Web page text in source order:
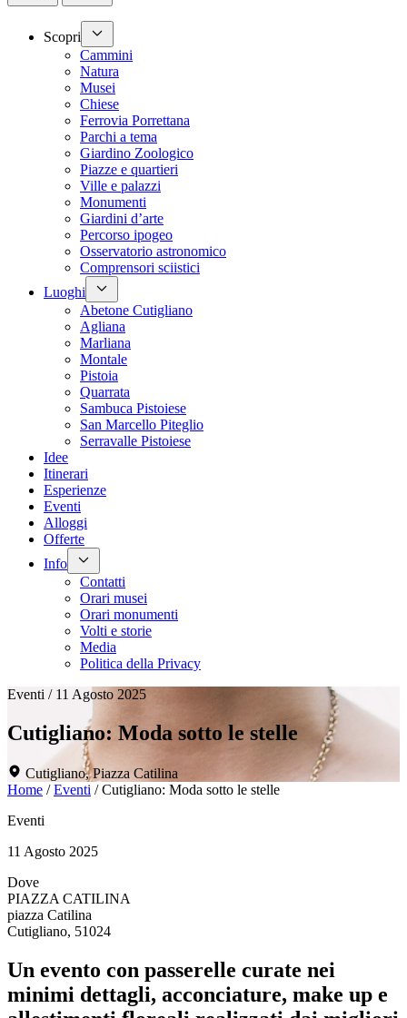
Scopri
Cammini
Natura
Musei
Chiese
Ferrovia Porrettana
Parchi a tema
Giardino Zoologico
Piazze e quartieri
Ville e palazzi
Monumenti
Giardini d’arte
Percorso ipogeo
Osservatorio astronomico
Comprensori sciistici
Luoghi
Abetone Cutigliano
Agliana
Marliana
Montale
Pistoia
Quarrata
Sambuca Pistoiese
San Marcello Piteglio
Serravalle Pistoiese
Idee
Itinerari
Esperienze
Eventi
Alloggi
Offerte
Info
Contatti
Orari musei
Orari monumenti
Volti e storie
Media
Politica della Privacy
Eventi / 11 Agosto 2025
Cutigliano: Moda sotto le stelle
Cutigliano, Piazza Catilina
Home /Eventi /Cutigliano: Moda sotto le stelle
Eventi
11 Agosto 2025
Dove
PIAZZA CATILINA
piazza Catilina
Cutigliano, 51024
Un evento con passerelle curate nei
minimi dettagli, acconciature, make up e